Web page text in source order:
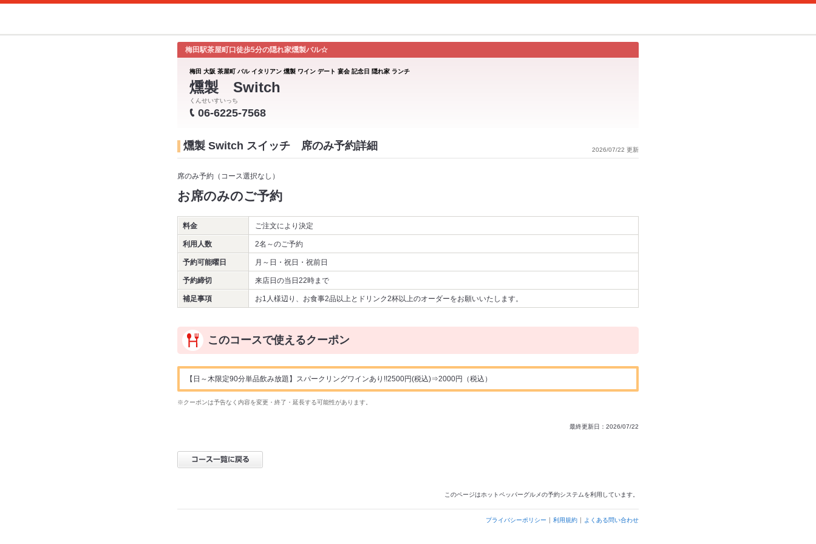
梅田駅茶屋町口徒歩5分の隠れ家燻製バル☆
梅田 大阪 茶屋町 バル イタリアン 燻製 ワイン デート 宴会 記念日 隠れ家 ランチ
燻製 Switch
くんせいすいっち
06-6225-7568
2026/07/22 更新
燻製 Switch スイッチ 席のみ予約詳細
席のみ予約（コース選択なし）
お席のみのご予約
料金 ご注文により決定
利用人数 2名～のご予約
予約可能曜日 月～日・祝日・祝前日
予約締切 来店日の当日22時まで
補足事項 お1人様辺り、お食事2品以上とドリンク2杯以上のオーダーをお願いいたします。
このコースで使えるクーポン
【日～木限定90分単品飲み放題】スパークリングワインあり!!2500円(税込)⇒2000円（税込）
※クーポンは予告なく内容を変更・終了・延長する可能性があります。
最終更新日：2026/07/22
このページはホットペッパーグルメの予約システムを利用しています。
プライバシーポリシー 利用規約 よくある問い合わせ